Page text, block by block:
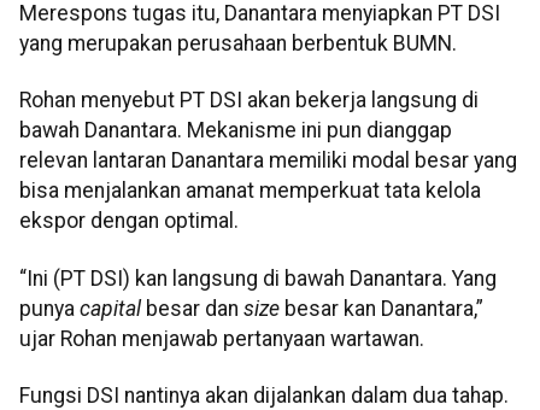
Merespons tugas itu, Danantara menyiapkan PT DSI
yang merupakan perusahaan berbentuk BUMN.
Rohan menyebut PT DSI akan bekerja langsung di
bawah Danantara. Mekanisme ini pun dianggap
relevan lantaran Danantara memiliki modal besar yang
bisa menjalankan amanat memperkuat tata kelola
ekspor dengan optimal.
“Ini (PT DSI) kan langsung di bawah Danantara. Yang
punya capitalbesar dan size besar kan Danantara,”
ujar Rohan menjawab pertanyaan wartawan.
Fungsi DSI nantinya akan dijalankan dalam dua tahap.